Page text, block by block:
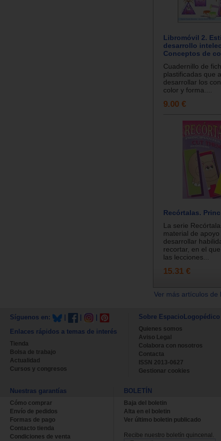
Libromóvil 2.
desarrollo
Conceptos de
Cuadernillo de
plastificadas que
desarrollar los
color y forma....
9.00 €
Recórtalas.
La serie
material de
desarrollar
recortar, en el
las lecciones...
15.31 €
Ver más artículos
Síguenos en:
Enlaces rápidos a temas de interés
Tienda
Bolsa de trabajo
Actualidad
Cursos y congresos
Sobre EspacioLogopédico
Quienes somos
Aviso Legal
Colabora con nosotros
Contacta
ISSN 2013-0627
Gestionar cookies
Nuestras garantías
Cómo comprar
Envío de pedidos
Formas de pago
Contacto tienda
Condiciones de venta
BOLETÍN
Baja del boletin
Alta en el boletin
Ver último boletin publicado
Recibe nuestro boletín quincenal.